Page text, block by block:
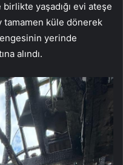
yaşadığı evi ateşe
tamamen küle dönerek
yerinde
alındı.